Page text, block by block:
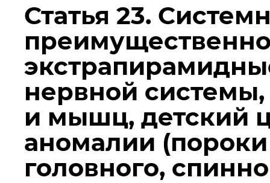
Статья 23.
нервной
и мышц, детский
аномалии
головного,